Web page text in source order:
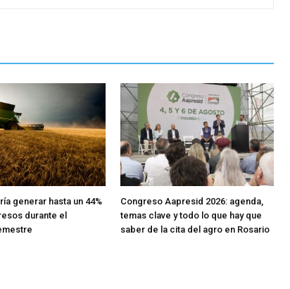
generar hasta un 44%
durante el
Congreso Aapresid 2026: agenda,
temas clave y todo lo que hay que
saber de la cita del agro en Rosario